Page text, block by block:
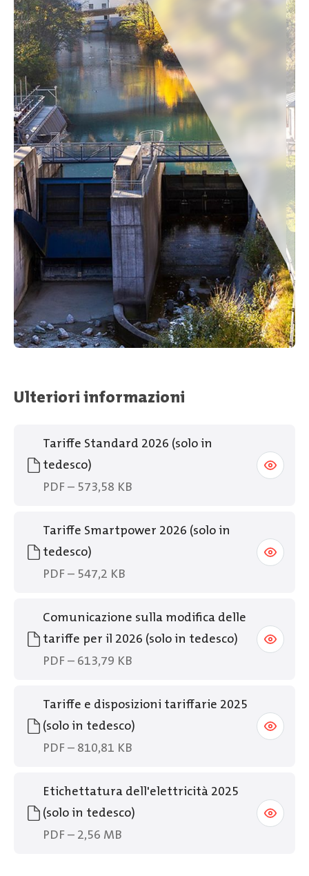
Ulteriori informazioni
Tariffe Standard 2026 (solo in
tedesco)
PDF – 573,58 KB
Tariffe Smartpower 2026 (solo in
tedesco)
PDF – 547,2 KB
Comunicazione sulla modifica delle
tariffe per il 2026 (solo in tedesco)
PDF – 613,79 KB
Tariffe e disposizioni tariffarie 2025
(solo in tedesco)
PDF – 810,81 KB
Etichettatura dell'elettricità 2025
(solo in tedesco)
PDF – 2,56 MB